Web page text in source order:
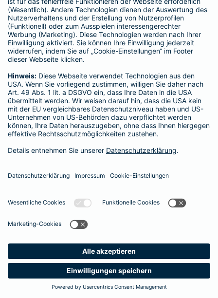
Suche Produkte
Barmenia
gewährleisten
Der Dackel Balu macht für Leckerlies alles. Beim Gassigehen
frisst er leider eine mit Rasierklingen gespickte Wurst. Die
Notfalls nimmt der Tierarzt den 4-fachen GOT-Satz und Balus
Besitzer muss eine vierstellige Rechnung begleichen. Der
Basis-Schutz der Barmenia erstattet dieNotfallversorgung
im tierärztlichen Notdienstkomplett - ohne eine Begrenzung
der Jahreshöchstleistung für Operationen.